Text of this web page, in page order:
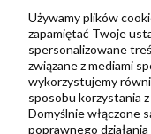
Zbieraj punkty za
Informacje
Kontakt
Regulamin
Używamy plików
zapamiętać Twoje
spersonalizowane
związane z mediami
wykorzystujemy
sposobu korzystania
Domyślnie włączone
poprawnego